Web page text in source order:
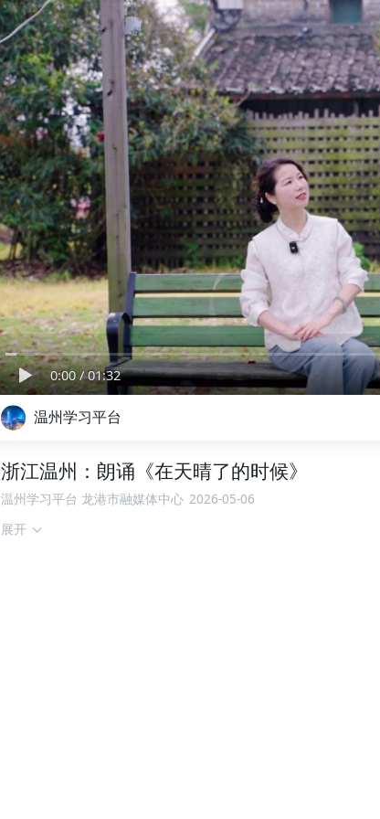
0:00/01:32
温州学习平台
浙江温州：朗诵《在天晴了的时候》
温州学习平台 龙港市融媒体中心 2026-05-06
展开